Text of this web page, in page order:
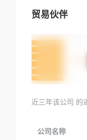
贸易伙伴
近三年该公司 的
公司名称